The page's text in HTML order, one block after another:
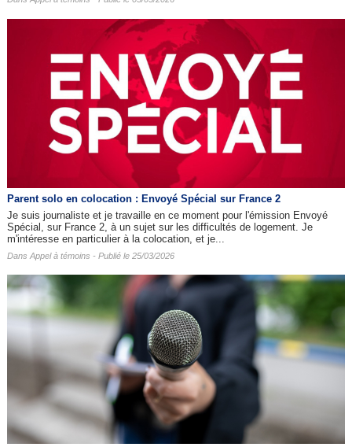
Parent solo en colocation : Envoyé Spécial sur France 2
Je suis journaliste et je travaille en ce moment pour l'émission Envoyé
Spécial, sur France 2, à un sujet sur les difficultés de logement. Je
m'intéresse en particulier à la colocation, et je...
Dans Appel à témoins - Publié le 25/03/2026